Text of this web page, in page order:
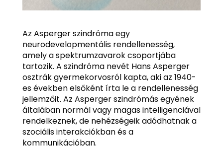
Az Asperger szindróma egy
neurodevelopmentális rendellenesség,
amely a spektrumzavarok csoportjába
tartozik. A szindróma nevét Hans Asperger
osztrák gyermekorvosról kapta, aki az 1940-
es években elsőként írta le a rendellenesség
jellemzőit. Az Asperger szindrómás egyének
általában normál vagy magas intelligenciával
rendelkeznek, de nehézségeik adódhatnak a
szociális interakciókban és a
kommunikációban.